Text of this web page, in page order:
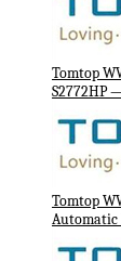
Tomtop
S2772HP
Tomtop
Automatic